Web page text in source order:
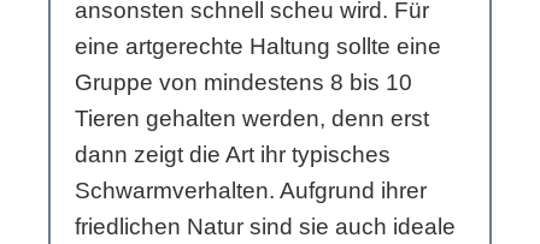
ansonsten schnell scheu wird. Für
eine artgerechte Haltung sollte eine
Gruppe von mindestens 8 bis 10
Tieren gehalten werden, denn erst
dann zeigt die Art ihr typisches
Schwarmverhalten. Aufgrund ihrer
friedlichen Natur sind sie auch ideale